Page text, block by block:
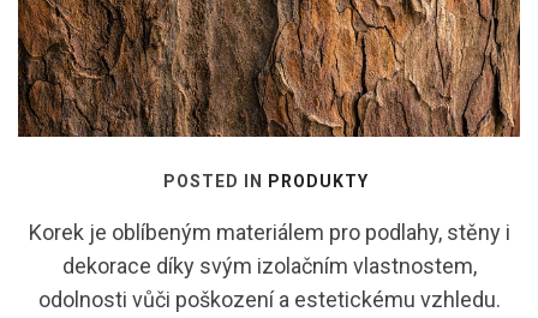
POSTED IN PRODUKTY
Korek je oblíbeným materiálem pro podlahy, stěny i
dekorace díky svým izolačním vlastnostem,
odolnosti vůči poškození a estetickému vzhledu.